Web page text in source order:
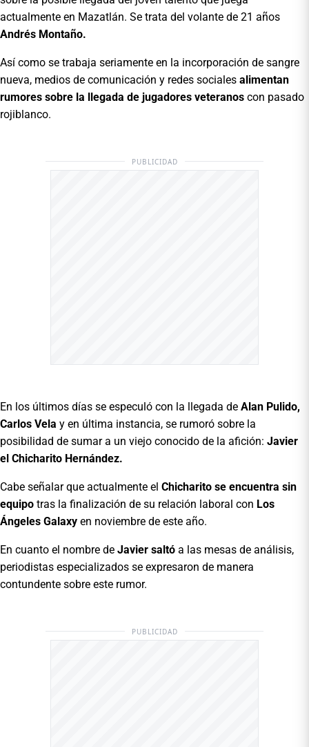
actualmente en Mazatlán. Se trata del volante de 21 años
Andrés Montaño.
Así como se trabaja seriamente en la incorporación de sangre
nueva, medios de comunicación y redes sociales alimentan
rumores sobre la llegada de jugadores veteranos con pasado
rojiblanco.
PUBLICIDAD
En los últimos días se especuló con la llegada de Alan Pulido,
Carlos Vela y en última instancia, se rumoró sobre la
posibilidad de sumar a un viejo conocido de la afición: Javier
el Chicharito Hernández.
Cabe señalar que actualmente el Chicharito se encuentra sin
equipo tras la finalización de su relación laboral con Los
Ángeles Galaxy en noviembre de este año.
En cuanto el nombre de Javier saltó a las mesas de análisis,
periodistas especializados se expresaron de manera
contundente sobre este rumor.
PUBLICIDAD